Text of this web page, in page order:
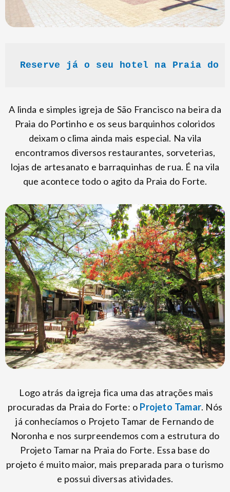
Reserve já o seu hotel na Praia do
A linda e simples igreja de São Francisco na beira da
Praia do Portinho e os seus barquinhos coloridos
deixam o clima ainda mais especial. Na vila
encontramos diversos restaurantes, sorveterias,
lojas de artesanato e barraquinhas de rua. É na vila
que acontece todo o agito da Praia do Forte.
Logo atrás da igreja fica uma das atrações mais
procuradas da Praia do Forte: o Projeto Tamar. Nós
já conhecíamos o Projeto Tamar de Fernando de
Noronha e nos surpreendemos com a estrutura do
Projeto Tamar na Praia do Forte. Essa base do
projeto é muito maior, mais preparada para o turismo
e possui diversas atividades.